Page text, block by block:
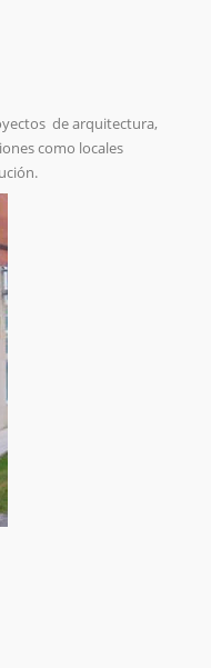
de arquitectura,
como locales